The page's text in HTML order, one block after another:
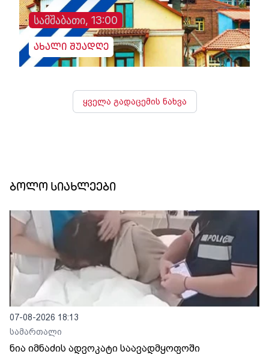
სამშაბათი, 13:00
ახალი შუადღე
ყველა გადაცემის ნახვა
ბოლო სიახლეები
07-08-2026 18:13
სამართალი
ნია იმნაძის ადვოკატი საავადმყოფოში